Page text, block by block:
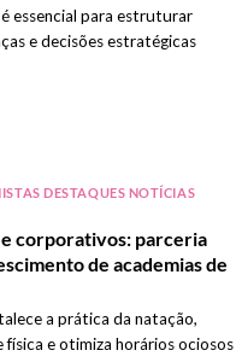
essencial para estruturar
e decisões estratégicas
DESTAQUES NOTÍCIAS
corporativos: parceria
de academias de
a prática da natação,
física e otimiza horários ociosos